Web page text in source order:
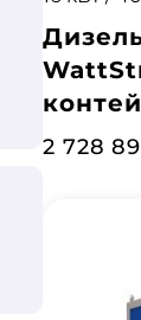
2 728